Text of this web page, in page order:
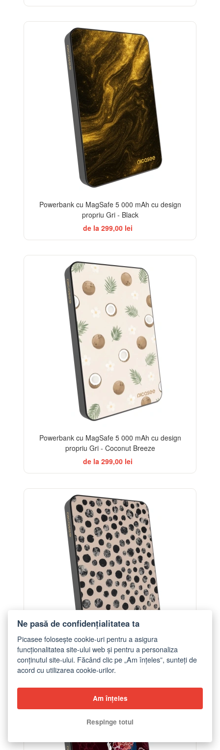
Powerbank cu MagSafe 5 000 mAh cu design
propriu Gri - Black
de la 299,00 lei
Powerbank cu MagSafe 5 000 mAh cu design
propriu Gri - Coconut Breeze
de la 299,00 lei
Powerbank cu MagSafe 5 000 mAh cu design
de la 299,00 lei
Ne pasă de confidențialitatea ta
Picasee folosește cookie-uri pentru a asigura
funcționalitatea site-ului web și pentru a personaliza
conținutul site-ului. Făcând clic pe „Am înțeles”, sunteți de
acord cu utilizarea cookie-urilor.
Am înțeles
Respinge totul